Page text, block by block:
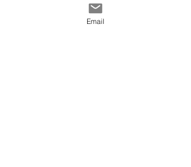
Email